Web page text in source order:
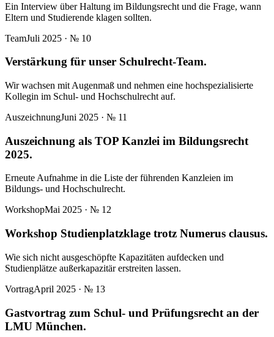
Ein Interview über Haltung im Bildungsrecht und die Frage, wann
Eltern und Studierende klagen sollten.
TeamJuli 2025 · № 10
Verstärkung für unser Schulrecht-Team.
Wir wachsen mit Augenmaß und nehmen eine hochspezialisierte
Kollegin im Schul- und Hochschulrecht auf.
AuszeichnungJuni 2025 · № 11
Auszeichnung als TOP Kanzlei im Bildungsrecht
2025.
Erneute Aufnahme in die Liste der führenden Kanzleien im
Bildungs- und Hochschulrecht.
WorkshopMai 2025 · № 12
Workshop Studienplatzklage trotz Numerus clausus.
Wie sich nicht ausgeschöpfte Kapazitäten aufdecken und
Studienplätze außerkapazitär erstreiten lassen.
VortragApril 2025 · № 13
Gastvortrag zum Schul- und Prüfungsrecht an der
LMU München.